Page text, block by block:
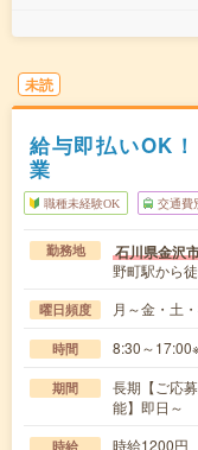
未読
給与即払いOK
業
職種未経験OK 交通費
勤務地 石川県金沢
野町駅から
曜日頻度 月～金・土
時間 8:30～
期間
長期【ご応
能】即日～
時給 時給1200円